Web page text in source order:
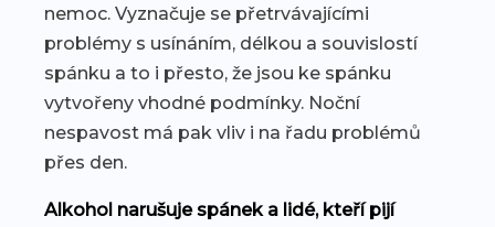
nemoc. Vyznačuje se přetrvávajícími
problémy s usínáním, délkou a souvislostí
spánku a to i přesto, že jsou ke spánku
vytvořeny vhodné podmínky. Noční
nespavost má pak vliv i na řadu problémů
přes den.
Alkohol narušuje spánek a lidé, kteří pijí